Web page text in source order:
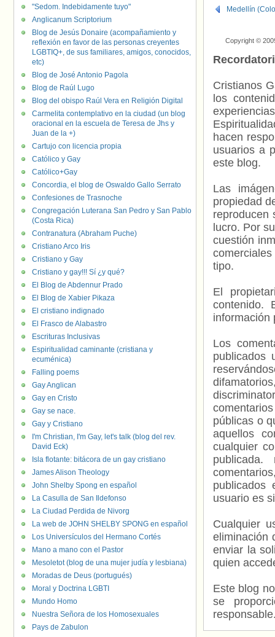
Medellín
Copyright ©
Cristianos
los
hacen
usuarios a
este blog.
Las
propiedad
reproducen
lucro. Por
cuestión
tipo.
El
contenido.
información
Los
publicados
públicas o
aquellos
cualquier
usuario es
Cualquier
eliminación
enviar la
quien
Este blog
se
"Sedom. Indebidamente tuyo"
Anglicanum Scriptorium
Blog de Jesús Donaire (acompañamiento y
reflexión en favor de las personas creyentes
LGBTIQ+, de sus familiares, amigos, conocidos,
etc)
Blog de José Antonio Pagola
Blog de Raúl Lugo
Blog del obispo Raúl Vera en Religión Digital
Carmelita contemplativo en la ciudad (un blog
oracional en la escuela de Teresa de Jhs y
Juan de la +)
Cartujo con licencia propia
Católico y Gay
Católico+Gay
Concordia, el blog de Oswaldo Gallo Serrato
Confesiones de Trasnoche
Congregación Luterana San Pedro y San Pablo
(Costa Rica)
Contranatura (Abraham Puche)
Cristiano Arco Iris
Cristiano y Gay
Cristiano y gay!!! Sí ¿y qué?
El Blog de Abdennur Prado
El Blog de Xabier Pikaza
El cristiano indignado
El Frasco de Alabastro
Escrituras Inclusivas
Espiritualidad caminante (cristiana y
ecuménica)
Falling poems
Gay Anglican
Gay en Cristo
Gay se nace.
Gay y Cristiano
I'm Christian, I'm Gay, let's talk (blog del rev.
David Eck)
Isla flotante: bitácora de un gay cristiano
James Alison Theology
John Shelby Spong en español
La Casulla de San Ildefonso
La Ciudad Perdida de Nivorg
La web de JOHN SHELBY SPONG en español
Los Universículos del Hermano Cortés
Mano a mano con el Pastor
Mesoletot (blog de una mujer judía y lesbiana)
Moradas de Deus (portugués)
Moral y Doctrina LGBTI
Mundo Homo
Nuestra Señora de los Homosexuales
Pays de Zabulon